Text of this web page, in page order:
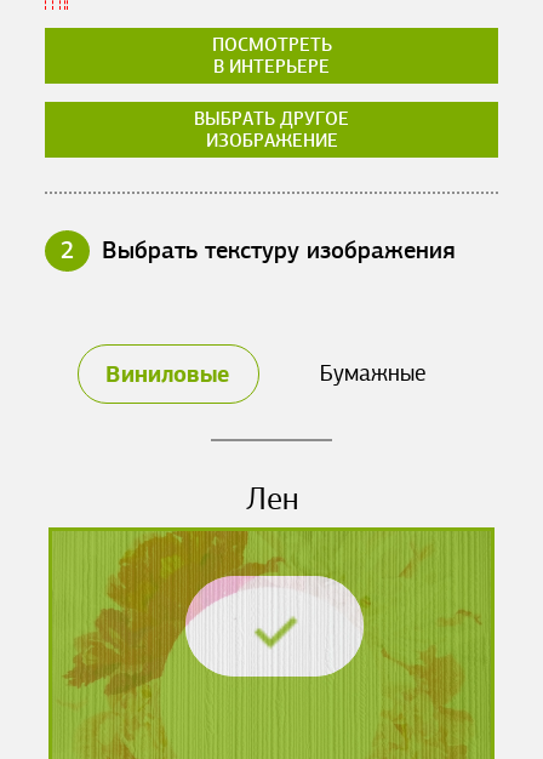
ПОСМОТРЕТЬ
В ИНТЕРЬЕРЕ
ВЫБРАТЬ ДРУГОЕ
ИЗОБРАЖЕНИЕ
2 Выбрать текстуру изображения
Виниловые Бумажные
Лен